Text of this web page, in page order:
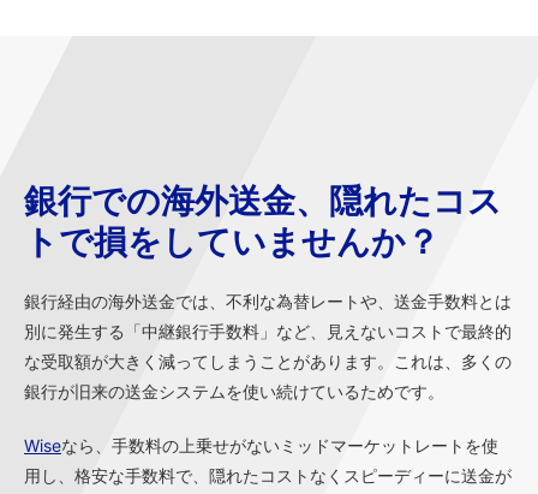
銀行での海外送金、隠れたコス
トで損をしていませんか？
銀行経由の海外送金では、不利な為替レートや、送金手数料とは
別に発生する「中継銀行手数料」など、見えないコストで最終的
な受取額が大きく減ってしまうことがあります。これは、多くの
銀行が旧来の送金システムを使い続けているためです。
Wiseなら、手数料の上乗せがないミッドマーケットレートを使
用し、格安な手数料で、隠れたコストなくスピーディーに送金が